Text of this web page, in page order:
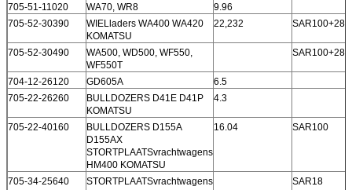
705-51-11020 WA70, WR8
9.96
705-52-30390
WIELladers WA400 WA420
KOMATSU
22,232 SAR100+28
705-52-30490
WA500, WD500, WF550,
WF550T
SAR100+28
704-12-26120 GD605A
6.5
705-22-26260
BULLDOZERS D41E D41P
KOMATSU
4.3
705-22-40160
BULLDOZERS D155A
D155AX
STORTPLAATSvrachtwagens
HM400 KOMATSU
16.04 SAR100
705-34-25640
STORTPLAATSvrachtwagens
SAR18